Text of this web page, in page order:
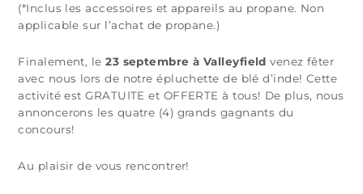
(*Inclus les accessoires et appareils au propane. Non
applicable sur l’achat de propane.)
Finalement, le23 septembre à Valleyfield venez fêter
avec nous lors de notre épluchette de blé d’inde! Cette
activité est GRATUITE et OFFERTE à tous! De plus, nous
annoncerons les quatre (4) grands gagnants du
concours!
Au plaisir de vous rencontrer!